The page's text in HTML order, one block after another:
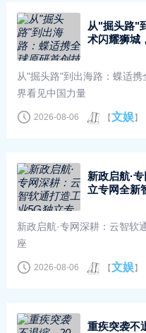
从"掘头路"
术闪耀狮城
从"掘头路"到出海路：蝶适
界看见中国力量
2026-08-06 【文娱】
新政启航·
立专网全新
新政启航·专网深耕：云智软
座
2026-08-06 【文娱】
重疾突袭不